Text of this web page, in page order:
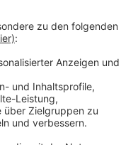
solche
zugestimmt wurde,
solche Anrufe bei
bei der
ist es wichtig: